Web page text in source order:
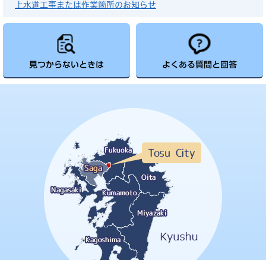
上水道工事または作業箇所のお知らせ
見つからないときは よくある質問と回答